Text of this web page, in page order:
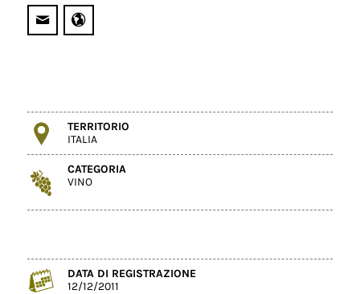
TERRITORIO
ITALIA
CATEGORIA
VINO
DATA DI REGISTRAZIONE
12/12/2011